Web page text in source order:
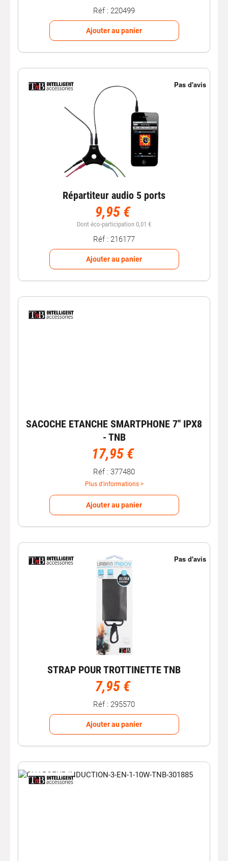
Réf : 220499
Ajouter au panier
Répartiteur audio 5 ports
9,95 €
Dont éco-participation 0,01 €
Réf : 216177
Ajouter au panier
SACOCHE ETANCHE SMARTPHONE 7'' IPX8
- TNB
17,95 €
Réf : 377480
Plus d'informations >
Ajouter au panier
STRAP POUR TROTTINETTE TNB
7,95 €
Réf : 295570
Ajouter au panier